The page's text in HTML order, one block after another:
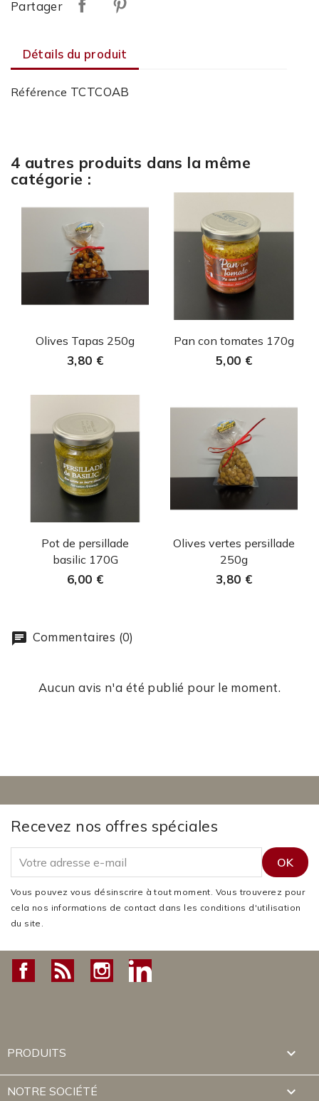
Partager
Détails du produit
Référence TCTCOAB
4 autres produits dans la même
catégorie :
 Aperçu rapide
Olives Tapas 250g
3,80 €
 Aperçu rapide
Pan con tomates 170g
5,00 €
 Aperçu rapide
Pot de persillade
basilic 170G
6,00 €
 Aperçu rapide
Olives vertes persillade
250g
3,80 €
Commentaires (0)
Aucun avis n'a été publié pour le moment.
Recevez nos offres spéciales
Vous pouvez vous désinscrire à tout moment. Vous trouverez pour
cela nos informations de contact dans les conditions d'utilisation
du site.
FacebookRss Instagram
PRODUITS 
NOTRE SOCIÉTÉ 